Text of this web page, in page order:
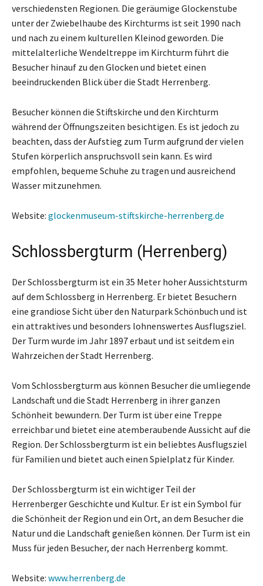
verschiedensten Regionen. Die geräumige Glockenstube
unter der Zwiebelhaube des Kirchturms ist seit 1990 nach
und nach zu einem kulturellen Kleinod geworden. Die
mittelalterliche Wendeltreppe im Kirchturm führt die
Besucher hinauf zu den Glocken und bietet einen
beeindruckenden Blick über die Stadt Herrenberg.
Besucher können die Stiftskirche und den Kirchturm
während der Öffnungszeiten besichtigen. Es ist jedoch zu
beachten, dass der Aufstieg zum Turm aufgrund der vielen
Stufen körperlich anspruchsvoll sein kann. Es wird
empfohlen, bequeme Schuhe zu tragen und ausreichend
Wasser mitzunehmen.
Website: glockenmuseum-stiftskirche-herrenberg.de
Schlossbergturm (Herrenberg)
Der Schlossbergturm ist ein 35 Meter hoher Aussichtsturm
auf dem Schlossberg in Herrenberg. Er bietet Besuchern
eine grandiose Sicht über den Naturpark Schönbuch und ist
ein attraktives und besonders lohnenswertes Ausflugsziel.
Der Turm wurde im Jahr 1897 erbaut und ist seitdem ein
Wahrzeichen der Stadt Herrenberg.
Vom Schlossbergturm aus können Besucher die umliegende
Landschaft und die Stadt Herrenberg in ihrer ganzen
Schönheit bewundern. Der Turm ist über eine Treppe
erreichbar und bietet eine atemberaubende Aussicht auf die
Region. Der Schlossbergturm ist ein beliebtes Ausflugsziel
für Familien und bietet auch einen Spielplatz für Kinder.
Der Schlossbergturm ist ein wichtiger Teil der
Herrenberger Geschichte und Kultur. Er ist ein Symbol für
die Schönheit der Region und ein Ort, an dem Besucher die
Natur und die Landschaft genießen können. Der Turm ist ein
Muss für jeden Besucher, der nach Herrenberg kommt.
Website: www.herrenberg.de